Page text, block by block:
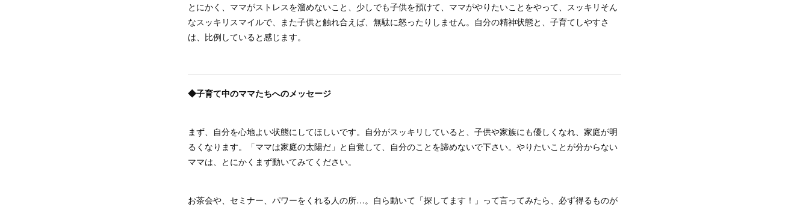
とにかく、ママがストレスを溜めないこと、少しでも子供を預けて、ママがやりたいことをやって、スッキリそん
なスッキリスマイルで、また子供と触れ合えば、無駄に怒ったりしません。自分の精神状態と、子育てしやすさ
は、比例していると感じます。
◆子育て中のママたちへのメッセージ
まず、自分を心地よい状態にしてほしいです。自分がスッキリしていると、子供や家族にも優しくなれ、家庭が明
るくなります。「ママは家庭の太陽だ」と自覚して、自分のことを諦めないで下さい。やりたいことが分からない
ママは、とにかくまず動いてみてください。
お茶会や、セミナー、パワーをくれる人の所…。自ら動いて「探してます！」って言ってみたら、必ず得るものが